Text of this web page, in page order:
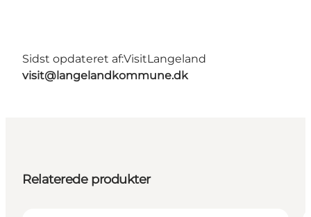
Sidst opdateret af:VisitLangeland
visit@langelandkommune.dk
Relaterede produkter